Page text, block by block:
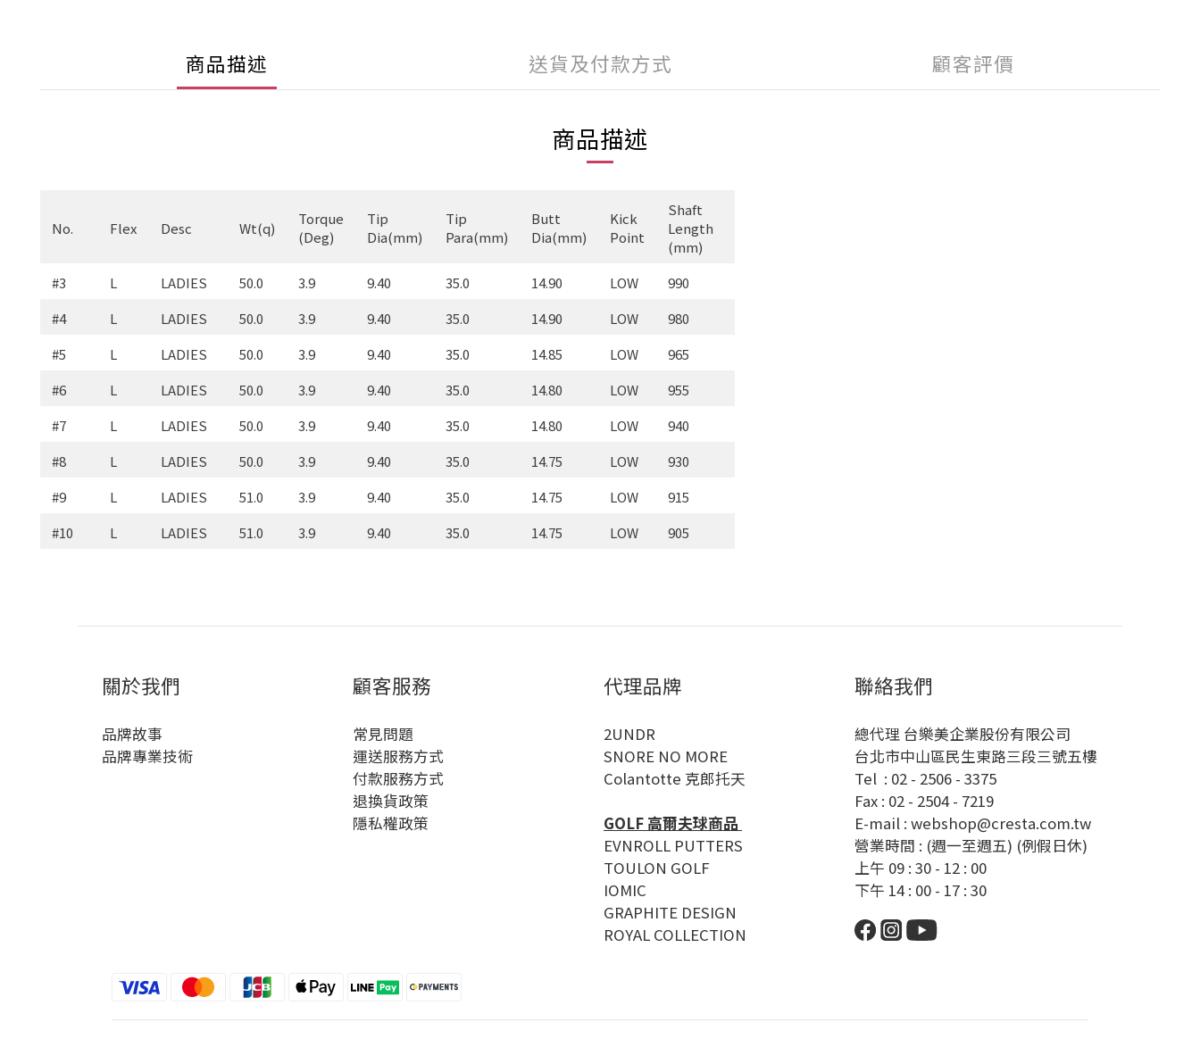
商品描述 送貨及付款方式 顧客評價
商品描述
No. Flex Desc Wt(q)
Torque
(Deg)
Tip
Dia(mm)
Tip
Para(mm)
Butt
Dia(mm)
Kick
Point
Shaft
Length
(mm)
#3
L LADIES 50.0 3.9 9.40 35.0 14.90 LOW
990
#4
L LADIES 50.0 3.9 9.40 35.0 14.90 LOW
980
#5
L LADIES 50.0 3.9 9.40 35.0 14.85 LOW
965
#6
L LADIES 50.0 3.9 9.40 35.0 14.80 LOW
955
#7
L LADIES 50.0 3.9 9.40 35.0 14.80 LOW
940
#8
L LADIES 50.0 3.9 9.40 35.0 14.75 LOW
930
#9
L LADIES 51.0 3.9 9.40 35.0 14.75 LOW
915
#10
L LADIES 51.0 3.9 9.40 35.0 14.75 LOW 905
關於我們
品牌故事
品牌專業技術
顧客服務
常見問題
運送服務方式
付款服務方式
退換貨政策
隱私權政策
代理品牌
2UNDR
SNORE NO MORE
Colantotte 克郎托天
GOLF 高爾夫球商品
EVNROLL PUTTERS
TOULON GOLF
IOMIC
GRAPHITE DESIGN
ROYAL COLLECTION
聯絡我們
總代理 台樂美企業股份有限公司
台北市中山區民生東路三段三號五樓
Tel : 02 - 2506 - 3375
Fax : 02 - 2504 - 7219
E-mail : webshop@cresta.com.tw
營業時間 : (週一至週五) (例假日休)
上午 09 : 30 - 12 : 00
下午 14 : 00 - 17 : 30